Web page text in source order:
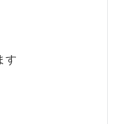
す